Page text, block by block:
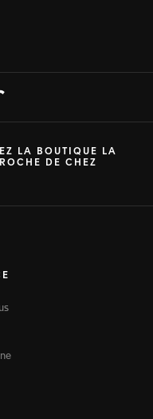
LA BOUTIQUE LA
DE CHEZ